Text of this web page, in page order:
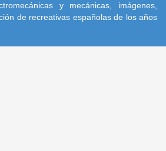
y mecánicas, imágenes,
de recreativas españolas de los años